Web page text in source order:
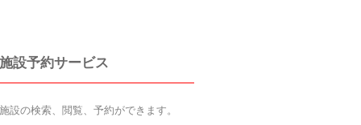
設予約サービス
設の検索、閲覧、予約ができます。